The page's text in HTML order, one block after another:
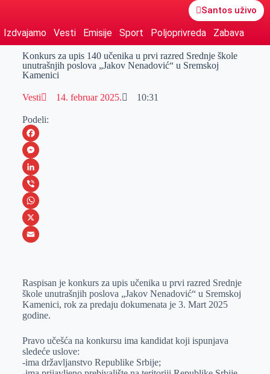
Santos uživo
Izdvajamo Vesti Emisije Sport Poljoprivreda Zabava
Konkurs za upis 140 učenika u prvi razred Srednje škole
unutrašnjih poslova „Jakov Nenadović“ u Sremskoj
Kamenici
Vesti 14. februar 2025. 10:31
Podeli:
F
a
c
e
b
o
M
e
s
s
e
e
r
L
i
n
k
I
n
V
i
b
W
h
s
A
p
p
X
a
i
l
Raspisan je konkurs za upis učenika u prvi razred Srednje
škole unutrašnjih poslova „Jakov Nenadović“ u Sremskoj
Kamenici, rok za predaju dokumenata je 3. Mart 2025
godine.
Pravo učešća na konkursu ima kandidat koji ispunjava
sledeće uslove:
-ima državljanstvo Republike Srbije;